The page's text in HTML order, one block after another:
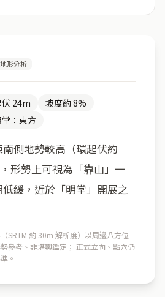
地形分析
24m
坡度約 8%
：東方
側地勢較高（環起伏約
形勢上可視為「靠山」一
緩，近於「明堂」開展之
SRTM 約 30m 解析度）以周邊八方位
參考、非堪輿鑑定； 正式立向、點穴仍
。